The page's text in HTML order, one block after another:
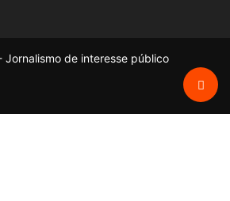
Jornalismo de interesse público